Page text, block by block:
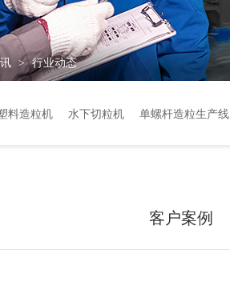
> 行业动态
料造粒机 水下切粒机 单螺杆造粒生产线
客户案例